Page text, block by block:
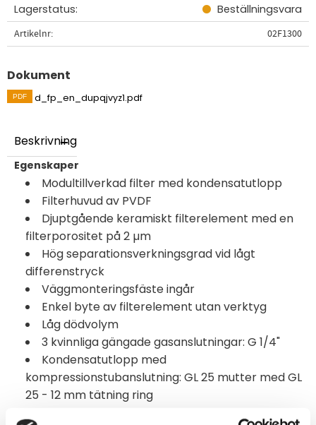
Lagerstatus Beställningsvara
Artikelnr 02F1300
Dokument
d_fp_en_dupqjvyz1.pdf
Beskrivning
Egenskaper
Modultillverkad filter med kondensatutlopp
Filterhuvud av PVDF
Djuptgående keramiskt filterelement med en
filterporositet på 2 µm
Hög separationsverkningsgrad vid lågt
differenstryck
Väggmonteringsfäste ingår
Enkel byte av filterelement utan verktyg
Låg dödvolym
3 kvinnliga gängade gasanslutningar: G 1/4"
Kondensatutlopp med
kompressionstubanslutning: GL 25 mutter med GL
25 - 12 mm tätning ring